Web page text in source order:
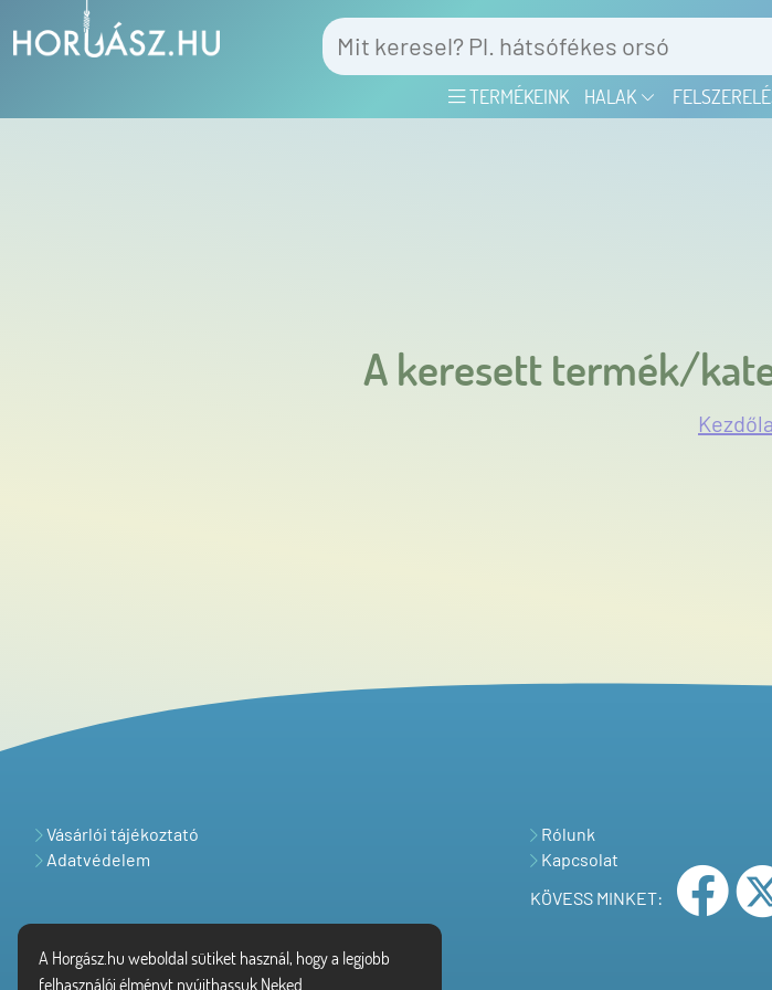
A Horgász.hu weboldal sütiket használ, hogy a legjobb
felhasználói élményt nyújthassuk Neked.
TERMÉKEINK HALAK
A keresett termék/
Vásárlói tájékoztató
Adatvédelem
Rólunk
Kapcsolat
KÖVESS MINKET: